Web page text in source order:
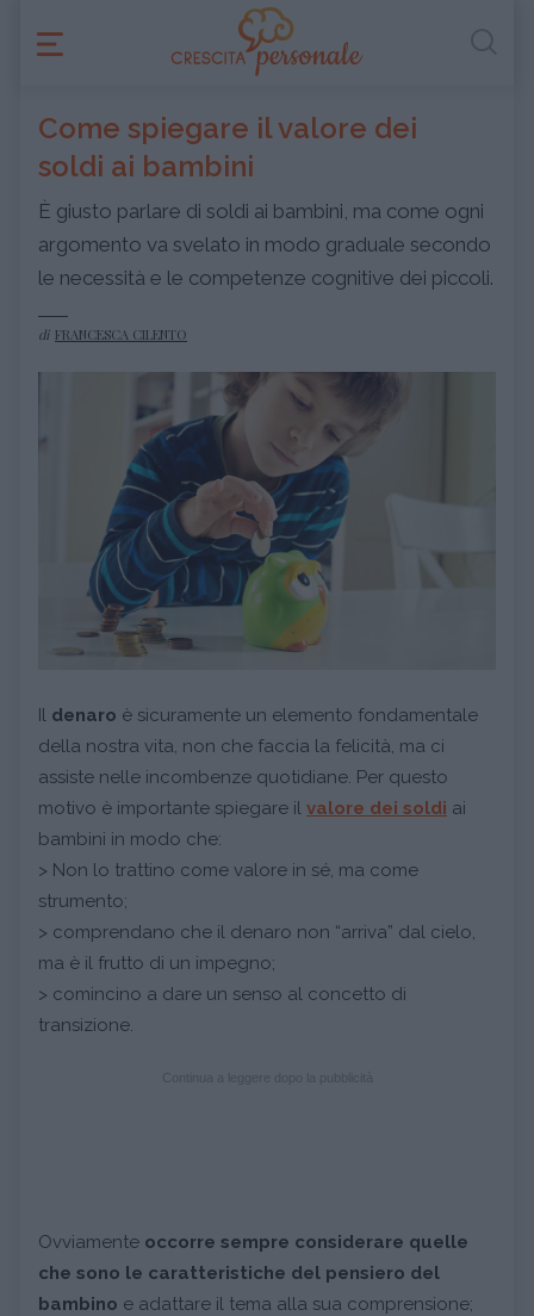
Come spiegare il valore dei
soldi ai bambini
È giusto parlare di soldi ai bambini, ma come ogni
argomento va svelato in modo graduale secondo
le necessità e le competenze cognitive dei piccoli.
di FRANCESCA CILENTO
Il denaro è sicuramente un elemento fondamentale
della nostra vita, non che faccia la felicità, ma ci
assiste nelle incombenze quotidiane. Per questo
motivo è importante spiegare il valore dei soldi ai
bambini in modo che:
> Non lo trattino come valore in sé, ma come
strumento;
> comprendano che il denaro non “arriva” dal cielo,
ma è il frutto di un impegno;
> comincino a dare un senso al concetto di
transizione.
Ovviamente occorre sempre considerare quelle
che sono le caratteristiche del pensiero del
bambino e adattare il tema alla sua comprensione;